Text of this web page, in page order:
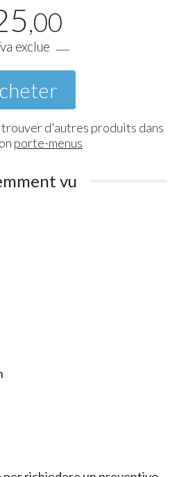
,00
exclue
trouver d'autres produits dans
porte-menus
vu